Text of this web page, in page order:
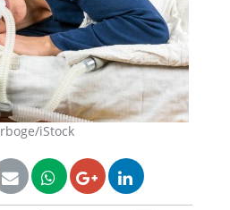
iStock